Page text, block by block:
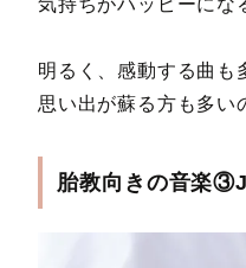
気持ちがハッピーにな
明るく、感動する曲も
思い出が蘇る方も多い
胎教向きの音楽